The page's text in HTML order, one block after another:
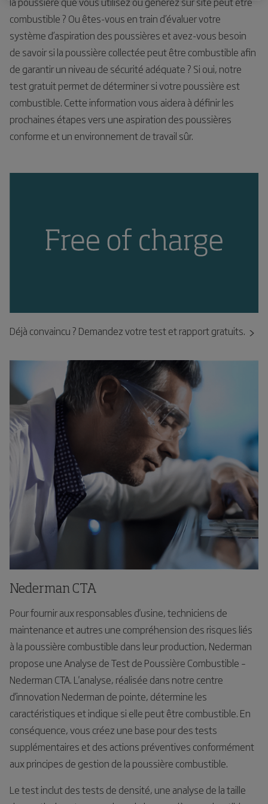
combustible ? Ou êtes-vous en train d’évaluer votre
système d’aspiration des poussières et avez-vous besoin
de savoir si la poussière collectée peut être combustible afin
de garantir un niveau de sécurité adéquate ? Si oui, notre
test gratuit permet de déterminer si votre poussière est
combustible. Cette information vous aidera à définir les
prochaines étapes vers une aspiration des poussières
conforme et un environnement de travail sûr.
Déjà convaincu ? Demandez votre test et rapport gratuits.
Nederman CTA
Pour fournir aux responsables d'usine, techniciens de
maintenance et autres une compréhension des risques liés
à la poussière combustible dans leur production, Nederman
propose une Analyse de Test de Poussière Combustible –
Nederman CTA. L'analyse, réalisée dans notre centre
d'innovation Nederman de pointe, détermine les
caractéristiques et indique si elle peut être combustible. En
conséquence, vous créez une base pour des tests
supplémentaires et des actions préventives conformément
aux principes de gestion de la poussière combustible.
Le test inclut des tests de densité, une analyse de la taille